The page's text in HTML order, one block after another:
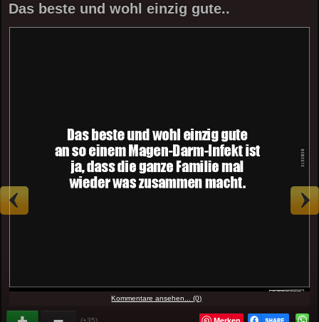
Das beste und wohl einzig gute..
Kommentare ansehen... (0)
(+35)